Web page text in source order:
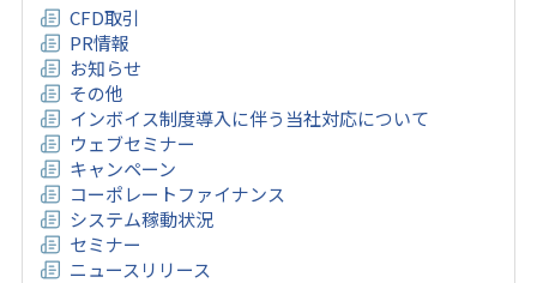
CFD取引
PR情報
お知らせ
その他
インボイス制度導入に伴う当社対応について
ウェブセミナー
キャンペーン
コーポレートファイナンス
システム稼動状況
セミナー
ニュースリリース